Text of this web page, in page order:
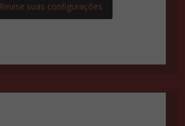
Revise suas configurações